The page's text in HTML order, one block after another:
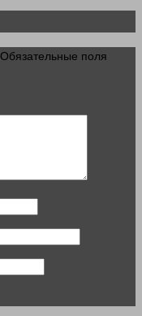
Обязательные поля